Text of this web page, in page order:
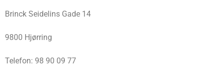
Brinck Seidelins Gade 14
9800 Hjørring
Telefon: 98 90 09 77